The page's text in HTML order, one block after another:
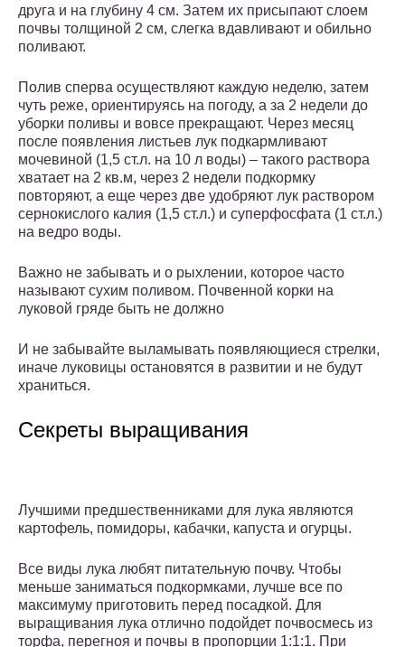
друга и на глубину 4 см. Затем их присыпают слоем
почвы толщиной 2 см, слегка вдавливают и обильно
поливают.
Полив сперва осуществляют каждую неделю, затем
чуть реже, ориентируясь на погоду, а за 2 недели до
уборки поливы и вовсе прекращают. Через месяц
после появления листьев лук подкармливают
мочевиной (1,5 ст.л. на 10 л воды) – такого раствора
хватает на 2 кв.м, через 2 недели подкормку
повторяют, а еще через две удобряют лук раствором
сернокислого калия (1,5 ст.л.) и суперфосфата (1 ст.л.)
на ведро воды.
Важно не забывать и о рыхлении, которое часто
называют сухим поливом. Почвенной корки на
луковой гряде быть не должно
И не забывайте выламывать появляющиеся стрелки,
иначе луковицы остановятся в развитии и не будут
храниться.
Секреты выращивания
Лучшими предшественниками для лука являются
картофель, помидоры, кабачки, капуста и огурцы.
Все виды лука любят питательную почву. Чтобы
меньше заниматься подкормками, лучше все по
максимуму приготовить перед посадкой. Для
выращивания лука отлично подойдет почвосмесь из
торфа, перегноя и почвы в пропорции 1:1:1. При